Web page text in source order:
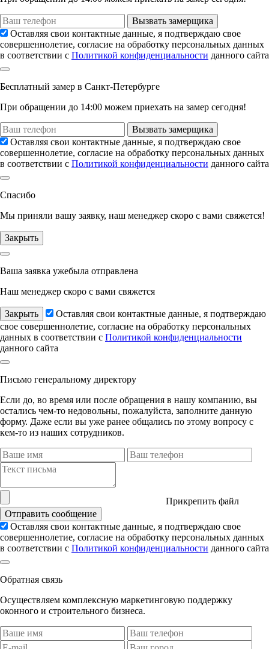
Вызвать замерщика
Оставляя свои контактные данные, я подтверждаю свое
совершеннолетие, согласие на обработку персональных данных
в соответствии с Политикой конфиденциальности данного сайта
Бесплатный замер в Санкт-Петербурге
При обращении до 14:00 можем приехать на замер сегодня!
Вызвать замерщика
Оставляя свои контактные данные, я подтверждаю свое
совершеннолетие, согласие на обработку персональных данных
в соответствии с Политикой конфиденциальности данного сайта
Спасибо
Мы приняли вашу заявку, наш менеджер скоро с вами свяжется!
Закрыть
Ваша заявка ужебыла отправлена
Наш менеджер скоро с вами свяжется
Закрыть
Оставляя свои контактные данные, я подтверждаю
свое совершеннолетие, согласие на обработку персональных
данных в соответствии с Политикой конфиденциальности
данного сайта
Письмо генеральному директору
Если до, во время или после обращения в нашу компанию, вы
остались чем-то недовольны, пожалуйста, заполните данную
форму. Даже если вы уже ранее общались по этому вопросу с
кем-то из наших сотрудников.
Прикрепить файл
Отправить сообщение
Оставляя свои контактные данные, я подтверждаю свое
совершеннолетие, согласие на обработку персональных данных
в соответствии с Политикой конфиденциальности данного сайта
Обратная связь
Осуществляем комплексную маркетинговую поддержку
оконного и строительного бизнеса.